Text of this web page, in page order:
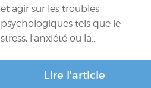
et agir sur les troubles
psychologiques tels que le
stress, l’anxiété ou la…
Lire l'article